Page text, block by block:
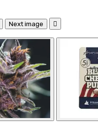
Next image 